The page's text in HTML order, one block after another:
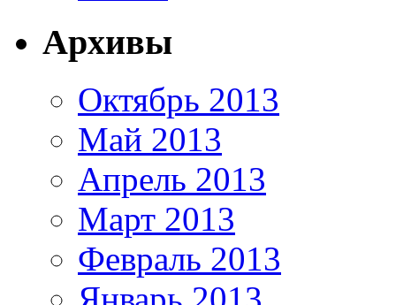
Архивы
Октябрь 2013
Май 2013
Апрель 2013
Март 2013
Февраль 2013